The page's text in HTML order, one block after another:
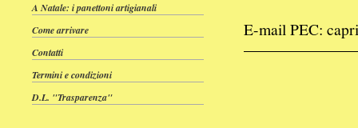
A Natale: i panettoni artigianali
Come arrivare
Contatti
Termini e condizioni
D.L. "Trasparenza"
E-mail PEC: